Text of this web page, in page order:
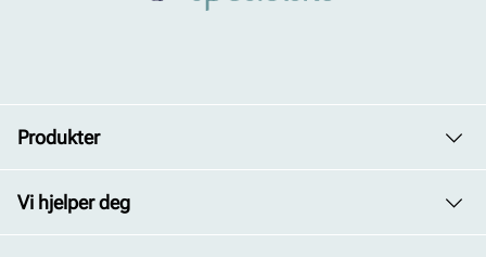
Produkter
Dame
Herre
Vi hjelper deg